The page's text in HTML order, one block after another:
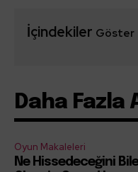
İçindekiler Göster
Daha Fazla
Oyun Makaleleri
Ne Hissedeceğini